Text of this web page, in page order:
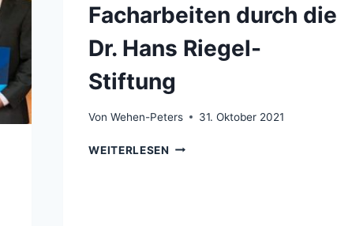
Facharbeiten durch die
Dr. Hans Riegel-
Stiftung
Von Wehen-Peters 31. Oktober 2021
WEITERLESENAUSZEICHNUNG